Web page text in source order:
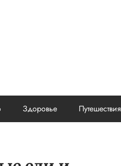
Здоровье Путешествия